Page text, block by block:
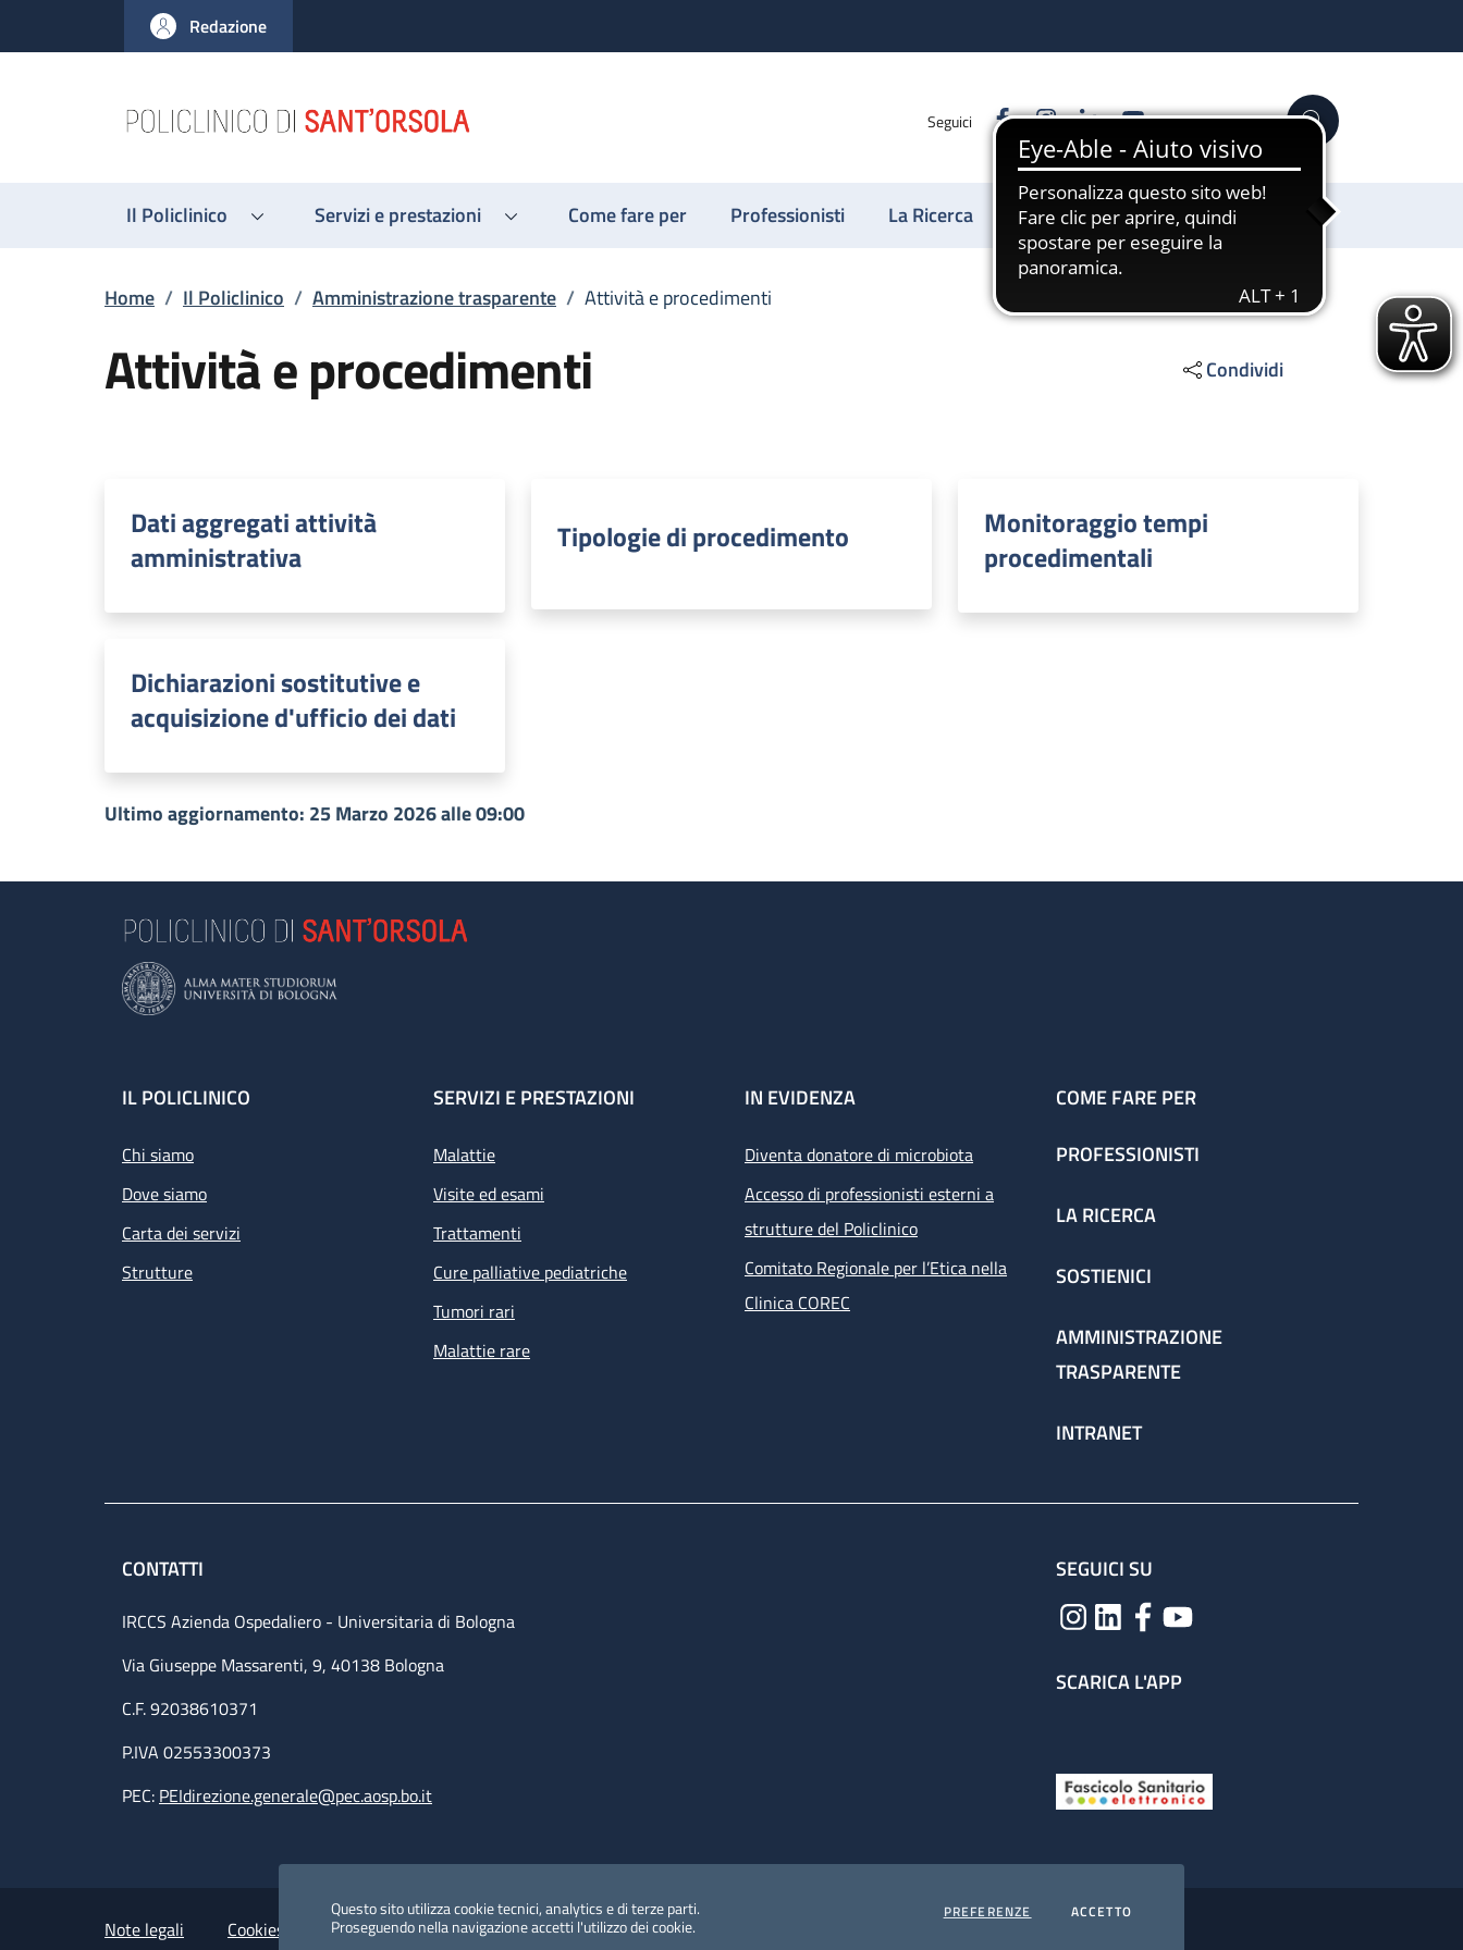
al contenuto principale
to footer content
Questo sito utilizza cookie tecnici, analytics e di terze parti.
Proseguendo nella navigazione accetti l'utilizzo dei cookie.
PREFERENZE COOKIESACCETTOI COOKIES
Redazione
Seguici FacebookInstagram
LinkedinYouTube Cerca
Il Policlinico Servizi e prestazioni Come fare per Professionisti La Ricerca Sostienici
Briciole di pane
Home / Il Policlinico / Amministrazione trasparente / Attività e procedimenti
Attività e procedimenti Condividi
Dati aggregati attività
amministrativa
Tipologie di procedimento
Monitoraggio tempi
procedimentali
Dichiarazioni sostitutive e
acquisizione d'ufficio dei dati
Ultimo aggiornamento: 25 Marzo 2026 alle 09:00
Footer
IL POLICLINICO
Chi siamo
Dove siamo
Carta dei servizi
Strutture
SERVIZI E PRESTAZIONI
Malattie
Visite ed esami
Trattamenti
Cure palliative pediatriche
Tumori rari
Malattie rare
IN EVIDENZA
Diventa donatore di microbiota
Accesso di professionisti esterni a
strutture del Policlinico
Comitato Regionale per l’Etica nella
Clinica COREC
COME FARE PER
PROFESSIONISTI
LA RICERCA
SOSTIENICI
AMMINISTRAZIONE
TRASPARENTE
INTRANET
CONTATTI
IRCCS Azienda Ospedaliero - Universitaria di Bologna
Via Giuseppe Massarenti, 9, 40138 Bologna
C.F. 92038610371
P.IVA 02553300373
PEC: PEIdirezione.generale@pec.aosp.bo.it
SEGUICI SU
SCARICA L'APP
Small prints
Useful links section
Note legali Cookies Policy Policy privacy e protezione del dato personale